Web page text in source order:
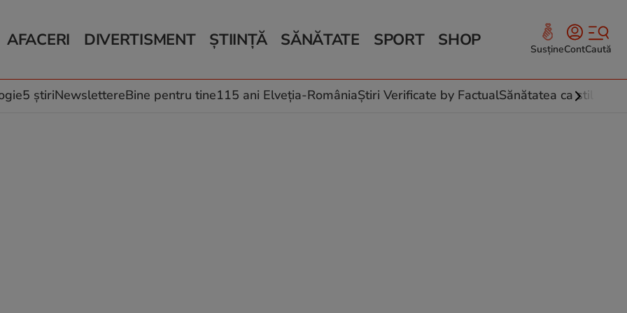
AFACERI
Auto
Locuri de muncă
DIVERTISMENT
Horoscop
Muzică și Filme
ȘTIINȚĂ
Schimbări climatice
SĂNĂTATE
Relații
Rețete culinare
SPORT SHOP SusțineContCaută
5 știriNewslettereBine pentru tine115 ani Elveția-RomâniaȘtiri Verificate by FactualSănătatea ca stil de